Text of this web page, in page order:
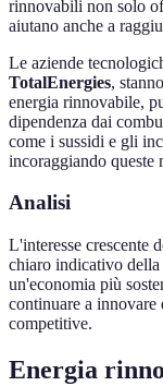
rinnovabili non solo
aiutano anche a
Le aziende
TotalEnergies,
energia rinnovabile,
dipendenza dai
come i sussidi e gli
incoraggiando queste
Analisi
L'interesse crescente
chiaro indicativo
un'economia più
continuare a innovare
competitive.
Energia